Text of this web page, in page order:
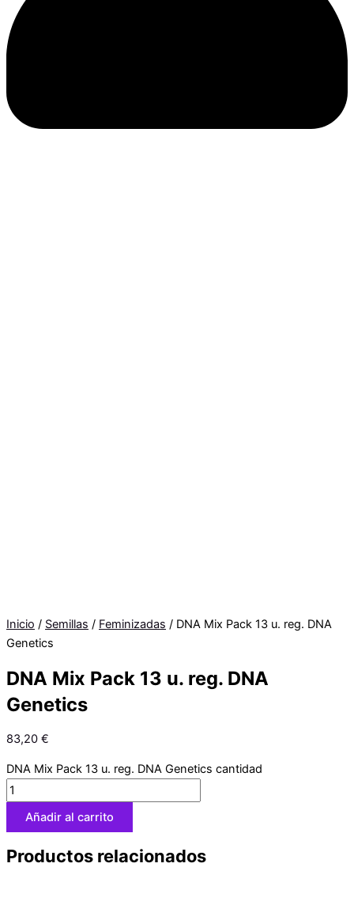
Inicio / Semillas / Feminizadas / DNA Mix Pack 13 u. reg. DNA
Genetics
DNA Mix Pack 13 u. reg. DNA
Genetics
83,20 €
DNA Mix Pack 13 u. reg. DNA Genetics cantidad
Añadir al carrito
Productos relacionados